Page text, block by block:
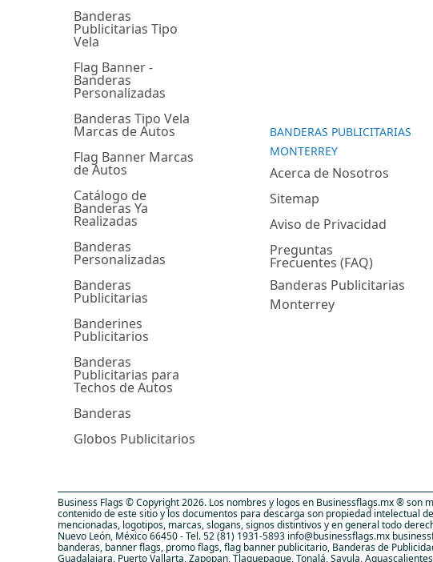
Banderas
Publicitarias Tipo
Vela
Flag Banner -
Banderas
Personalizadas
Banderas Tipo Vela
Marcas de Autos
Flag Banner Marcas
de Autos
Catálogo de
Banderas Ya
Realizadas
Banderas
Personalizadas
Banderas
Publicitarias
Banderines
Publicitarios
Banderas
Publicitarias para
Techos de Autos
Banderas
Globos Publicitarios
BANDERAS PUBLICITARIAS
MONTERREY
Acerca de Nosotros
Sitemap
Aviso de Privacidad
Preguntas
Frecuentes (FAQ)
Banderas Publicitarias
Monterrey
Business Flags © Copyright 2026. Los nombres y logos en Businessflags.mx ®
contenido de este sitio y los documentos para descarga son propiedad intelectual
mencionadas, logotipos, marcas, slogans, signos distintivos y en general todo
Nuevo León, México 66450 - Tel. 52 (81) 1931-5893 info@businessflags.mx
banderas, banner flags, promo flags, flag banner publicitario, Banderas de
Guadalajara, Puerto Vallarta, Zapopan, Tlaquepaque, Tonalá, Sayula,